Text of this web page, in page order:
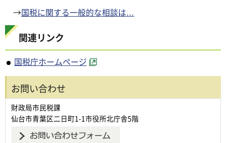
→国税に関する一般的な相談は…
関連リンク
国税庁ホームページ
お問い合わせ
財政局市民税課
仙台市青葉区二日町1-1市役所北庁舎5階